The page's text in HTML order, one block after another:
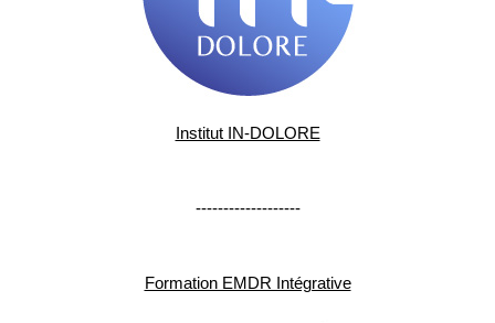
Institut IN-DOLORE
-------------------
Formation EMDR Intégrative